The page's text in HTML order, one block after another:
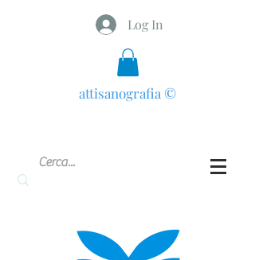
Log In
attisanografia ©